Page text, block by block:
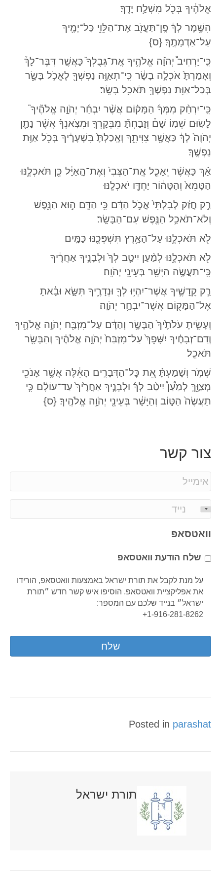
אֱלֹהֶ֔יךָ בְּכֹ֖ל מִשְׁלַ֥ח יָדֶֽךָ׃
הִשָּׁ֣מֶר לְךָ֔ פֶּֽן־תַּעֲזֹ֖ב אֶת־הַלֵּוִ֑י כׇּל־יָמֶ֖יךָ
עַל־אַדְמָתֶֽךָ׃ {ס}
כִּֽי־יַרְחִיב֩ יְהֹוָ֨ה אֱלֹהֶ֥יךָ אֶֽת־גְּבֻלְךָ֮ כַּאֲשֶׁ֣ר דִּבֶּר־לָךְ֒
וְאָמַרְתָּ֙ אֹכְלָ֣ה בָשָׂ֔ר כִּֽי־תְאַוֶּ֥ה נַפְשְׁךָ֖ לֶאֱכֹ֣ל בָּשָׂ֑ר
בְּכׇל־אַוַּ֥ת נַפְשְׁךָ֖ תֹּאכַ֥ל בָּשָֽׂר׃
כִּֽי־יִרְחַ֨ק מִמְּךָ֜ הַמָּק֗וֹם אֲשֶׁ֨ר יִבְחַ֜ר יְהֹוָ֣ה אֱלֹהֶ֘יךָ֮
לָשׂ֣וּם שְׁמ֣וֹ שָׁם֒ וְזָבַחְתָּ֞ מִבְּקָרְךָ֣ וּמִצֹּֽאנְךָ֗ אֲשֶׁ֨ר נָתַ֤ן
יְהֹוָה֙ לְךָ֔ כַּאֲשֶׁ֖ר צִוִּיתִ֑ךָ וְאָֽכַלְתָּ֙ בִּשְׁעָרֶ֔יךָ בְּכֹ֖ל אַוַּ֥ת
נַפְשֶֽׁךָ׃
אַ֗ךְ כַּאֲשֶׁ֨ר יֵאָכֵ֤ל אֶֽת־הַצְּבִי֙ וְאֶת־הָ֣אַיָּ֔ל כֵּ֖ן תֹּאכְלֶ֑נּוּ
הַטָּמֵא֙ וְהַטָּה֔וֹר יַחְדָּ֖ו יֹאכְלֶֽנּוּ׃
רַ֣ק חֲזַ֗ק לְבִלְתִּי֙ אֲכֹ֣ל הַדָּ֔ם כִּ֥י הַדָּ֖ם ה֣וּא הַנָּ֑פֶשׁ
וְלֹא־תֹאכַ֥ל הַנֶּ֖פֶשׁ עִם־הַבָּשָֽׂר׃
לֹ֖א תֹּאכְלֶ֑נּוּ עַל־הָאָ֥רֶץ תִּשְׁפְּכֶ֖נּוּ כַּמָּֽיִם׃
לֹ֖א תֹּאכְלֶ֑נּוּ לְמַ֨עַן יִיטַ֤ב לְךָ֙ וּלְבָנֶ֣יךָ אַחֲרֶ֔יךָ
כִּֽי־תַעֲשֶׂ֥ה הַיָּשָׁ֖ר בְּעֵינֵ֥י יְהֹוָֽה׃
רַ֧ק קׇֽדָשֶׁ֛יךָ אֲשֶׁר־יִהְי֥וּ לְךָ֖ וּנְדָרֶ֑יךָ תִּשָּׂ֣א וּבָ֔אתָ
אֶל־הַמָּק֖וֹם אֲשֶׁר־יִבְחַ֥ר יְהֹוָֽה׃
וְעָשִׂ֤יתָ עֹלֹתֶ֙יךָ֙ הַבָּשָׂ֣ר וְהַדָּ֔ם עַל־מִזְבַּ֖ח יְהֹוָ֣ה אֱלֹהֶ֑יךָ
וְדַם־זְבָחֶ֗יךָ יִשָּׁפֵךְ֙ עַל־מִזְבַּח֙ יְהֹוָ֣ה אֱלֹהֶ֔יךָ וְהַבָּשָׂ֖ר
תֹּאכֵֽל׃
שְׁמֹ֣ר וְשָׁמַעְתָּ֗ אֵ֚ת כׇּל־הַדְּבָרִ֣ים הָאֵ֔לֶּה אֲשֶׁ֥ר אָנֹכִ֖י
מְצַוֶּ֑ךָּ לְמַ֩עַן֩ יִיטַ֨ב לְךָ֜ וּלְבָנֶ֤יךָ אַחֲרֶ֙יךָ֙ עַד־עוֹלָ֔ם כִּ֤י
תַעֲשֶׂה֙ הַטּ֣וֹב וְהַיָּשָׁ֔ר בְּעֵינֵ֖י יְהֹוָ֥ה אֱלֹהֶֽיךָ׃ {ס}
צור קשר
וואטסאפ
שלח הודעת וואטסאפ
על מנת לקבל את תורת ישראל באמצעות וואטסאפ, הורידו
את אפליקציית וואטסאפ. הוסיפו איש קשר חדש ״תורת
ישראל״ בנייד שלכם עם המספר:
1-916-281-8262+
Posted in parashat
תורת ישראל